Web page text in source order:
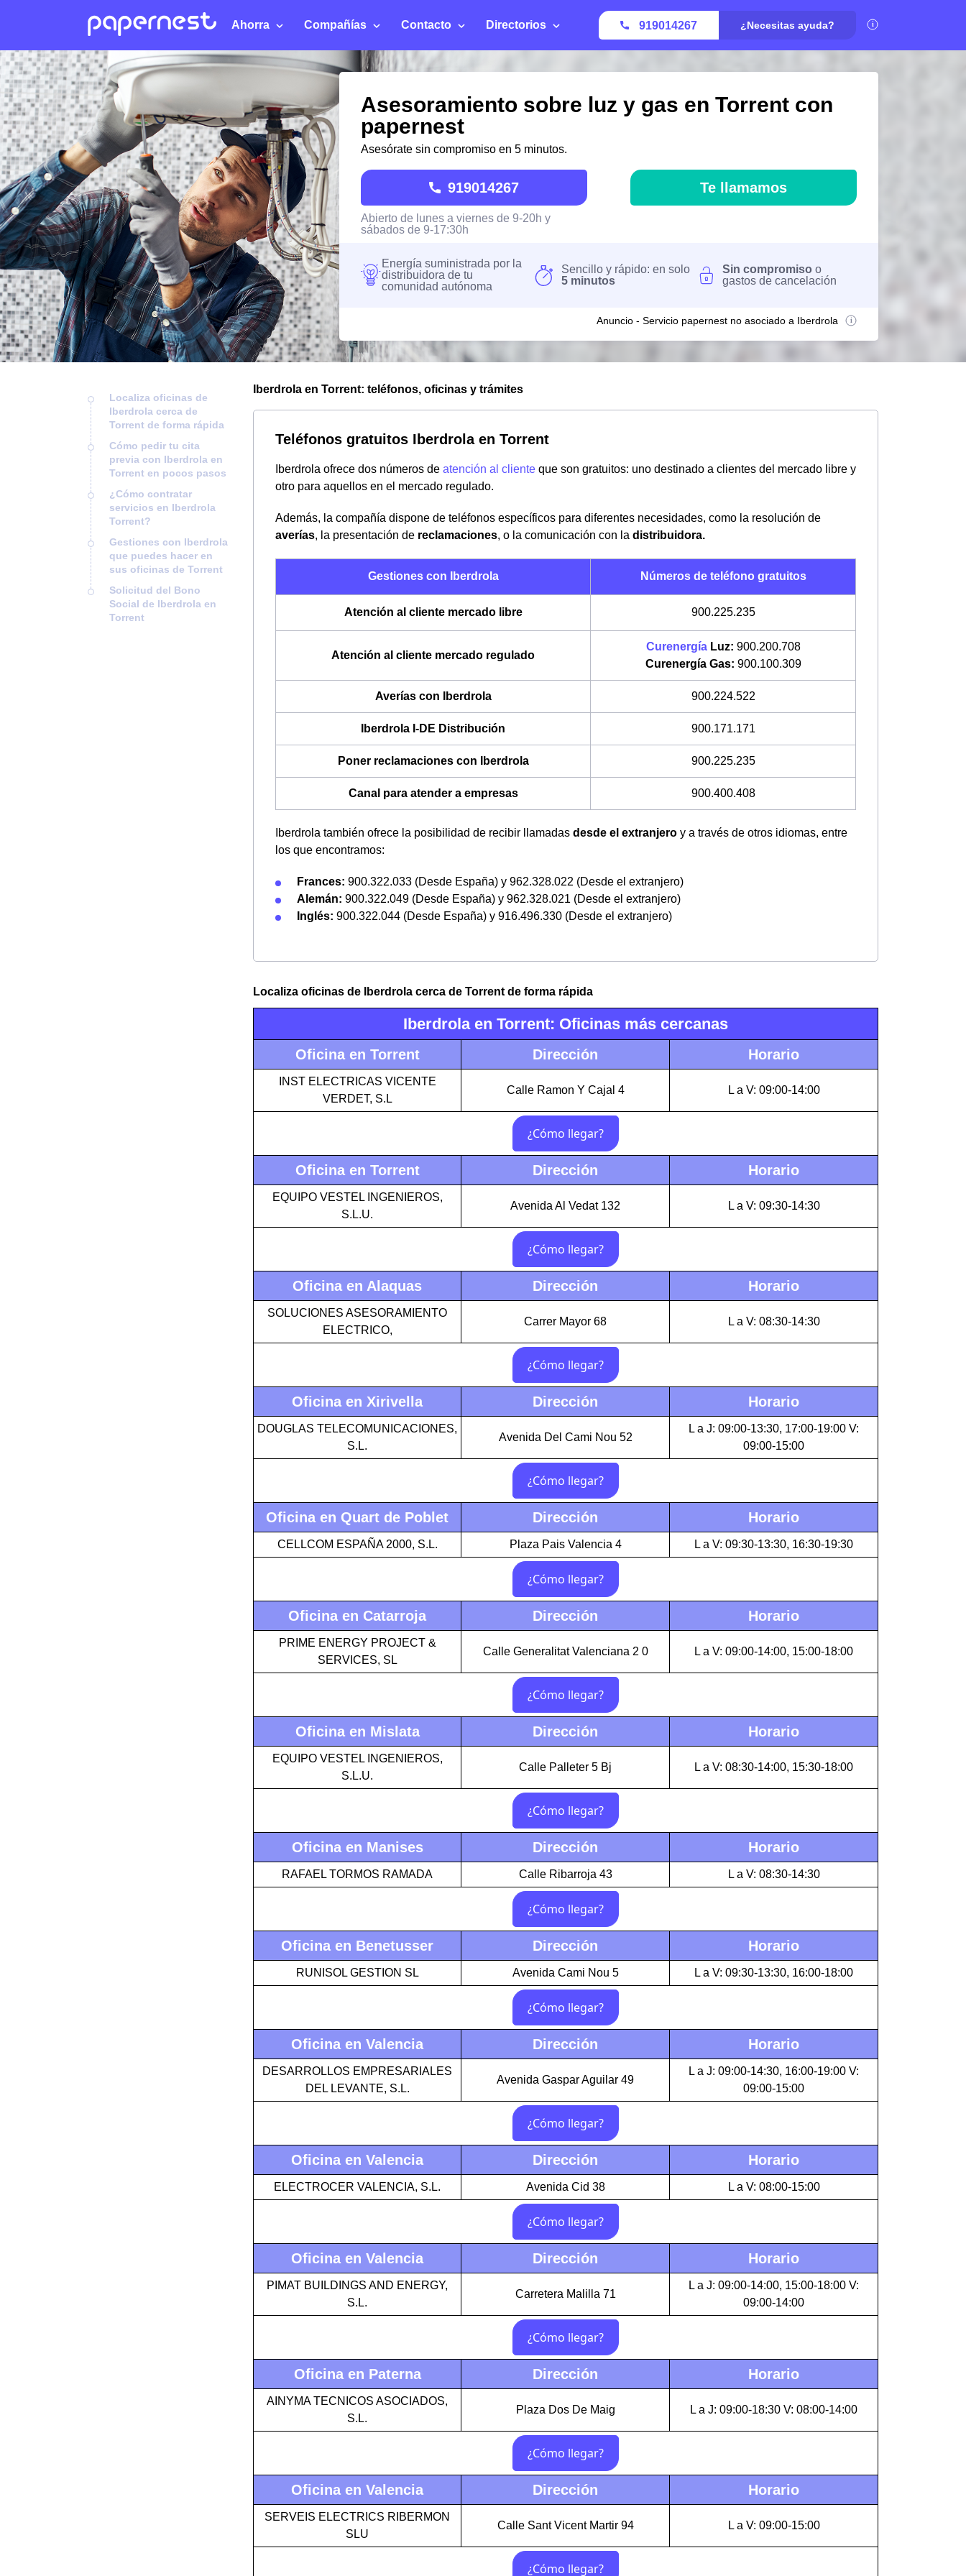
Ahorra Compañías Contacto Directorios 919014267 ¿Necesitas ayuda?
Asesoramiento sobre luz y gas en Torrent con
papernest
Asesórate sin compromiso en 5 minutos.
919014267
Abierto de lunes a viernes de 9-20h y
sábados de 9-17:30h
Te llamamos
Energía suministrada por la
distribuidora de tu
comunidad autónoma
Sencillo y rápido: en solo
5 minutos
Sin compromiso o
gastos de cancelación
Anuncio - Servicio papernest no asociado a Iberdrola
Localiza oficinas de
Iberdrola cerca de
Torrent de forma rápida
Cómo pedir tu cita
previa con Iberdrola en
Torrent en pocos pasos
¿Cómo contratar
servicios en Iberdrola
Torrent?
Gestiones con Iberdrola
que puedes hacer en
sus oficinas de Torrent
Solicitud del Bono
Social de Iberdrola en
Torrent
Iberdrola en Torrent: teléfonos, oficinas y trámites
Teléfonos gratuitos Iberdrola en Torrent
Iberdrola ofrece dos números de atención al cliente que son gratuitos: uno destinado a clientes del mercado libre y
otro para aquellos en el mercado regulado.
Además, la compañía dispone de teléfonos específicos para diferentes necesidades, como la resolución de
averías, la presentación de reclamaciones, o la comunicación con la distribuidora.
Gestiones con Iberdrola Números de teléfono gratuitos
Atención al cliente mercado libre 900.225.235
Atención al cliente mercado regulado
CurenergíaLuz: 900.200.708
Curenergía Gas: 900.100.309
Averías con Iberdrola 900.224.522
Iberdrola I-DE Distribución 900.171.171
Poner reclamaciones con Iberdrola 900.225.235
Canal para atender a empresas 900.400.408
Iberdrola también ofrece la posibilidad de recibir llamadas desde el extranjero y a través de otros idiomas, entre
los que encontramos:
Frances: 900.322.033 (Desde España) y 962.328.022 (Desde el extranjero)
Alemán: 900.322.049 (Desde España) y 962.328.021 (Desde el extranjero)
Inglés: 900.322.044 (Desde España) y 916.496.330 (Desde el extranjero)
Localiza oficinas de Iberdrola cerca de Torrent de forma rápida
Iberdrola en Torrent: Oficinas más cercanas
Oficina en Torrent Dirección Horario
INST ELECTRICAS VICENTE
VERDET, S.L
Calle Ramon Y Cajal 4 L a V: 09:00-14:00
Oficina en Torrent Dirección Horario
EQUIPO VESTEL INGENIEROS,
S.L.U.
Avenida Al Vedat 132 L a V: 09:30-14:30
Oficina en Alaquas Dirección Horario
SOLUCIONES ASESORAMIENTO
ELECTRICO,
Carrer Mayor 68 L a V: 08:30-14:30
Oficina en Xirivella Dirección Horario
DOUGLAS TELECOMUNICACIONES,
S.L.
Avenida Del Cami Nou 52
L a J: 09:00-13:30, 17:00-19:00 V:
09:00-15:00
Oficina en Quart de Poblet Dirección Horario
CELLCOM ESPAÑA 2000, S.L. Plaza Pais Valencia 4 L a V: 09:30-13:30, 16:30-19:30
Oficina en Catarroja Dirección Horario
PRIME ENERGY PROJECT &
SERVICES, SL
Calle Generalitat Valenciana 2 0 L a V: 09:00-14:00, 15:00-18:00
Oficina en Mislata Dirección Horario
EQUIPO VESTEL INGENIEROS,
S.L.U.
Calle Palleter 5 Bj L a V: 08:30-14:00, 15:30-18:00
Oficina en Manises Dirección Horario
RAFAEL TORMOS RAMADA Calle Ribarroja 43 L a V: 08:30-14:30
Oficina en Benetusser Dirección Horario
RUNISOL GESTION SL Avenida Cami Nou 5 L a V: 09:30-13:30, 16:00-18:00
Oficina en Valencia Dirección Horario
DESARROLLOS EMPRESARIALES
DEL LEVANTE, S.L.
Avenida Gaspar Aguilar 49
L a J: 09:00-14:30, 16:00-19:00 V:
09:00-15:00
Oficina en Valencia Dirección Horario
ELECTROCER VALENCIA, S.L. Avenida Cid 38 L a V: 08:00-15:00
Oficina en Valencia Dirección Horario
PIMAT BUILDINGS AND ENERGY,
S.L.
Carretera Malilla 71
L a J: 09:00-14:00, 15:00-18:00 V:
09:00-14:00
Oficina en Paterna Dirección Horario
AINYMA TECNICOS ASOCIADOS,
S.L.
Plaza Dos De Maig L a J: 09:00-18:30 V: 08:00-14:00
Oficina en Valencia Dirección Horario
SERVEIS ELECTRICS RIBERMON
SLU
Calle Sant Vicent Martir 94 L a V: 09:00-15:00